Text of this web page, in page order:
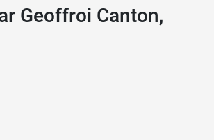
Geoffroi Canton,